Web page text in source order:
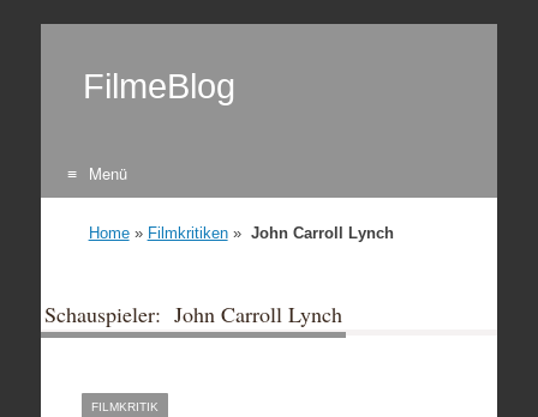
FilmeBlog
Menü
Home» Filmkritiken» John Carroll Lynch
Schauspieler: John Carroll Lynch
FILMKRITIK